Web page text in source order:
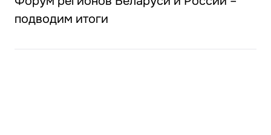
подводим итоги